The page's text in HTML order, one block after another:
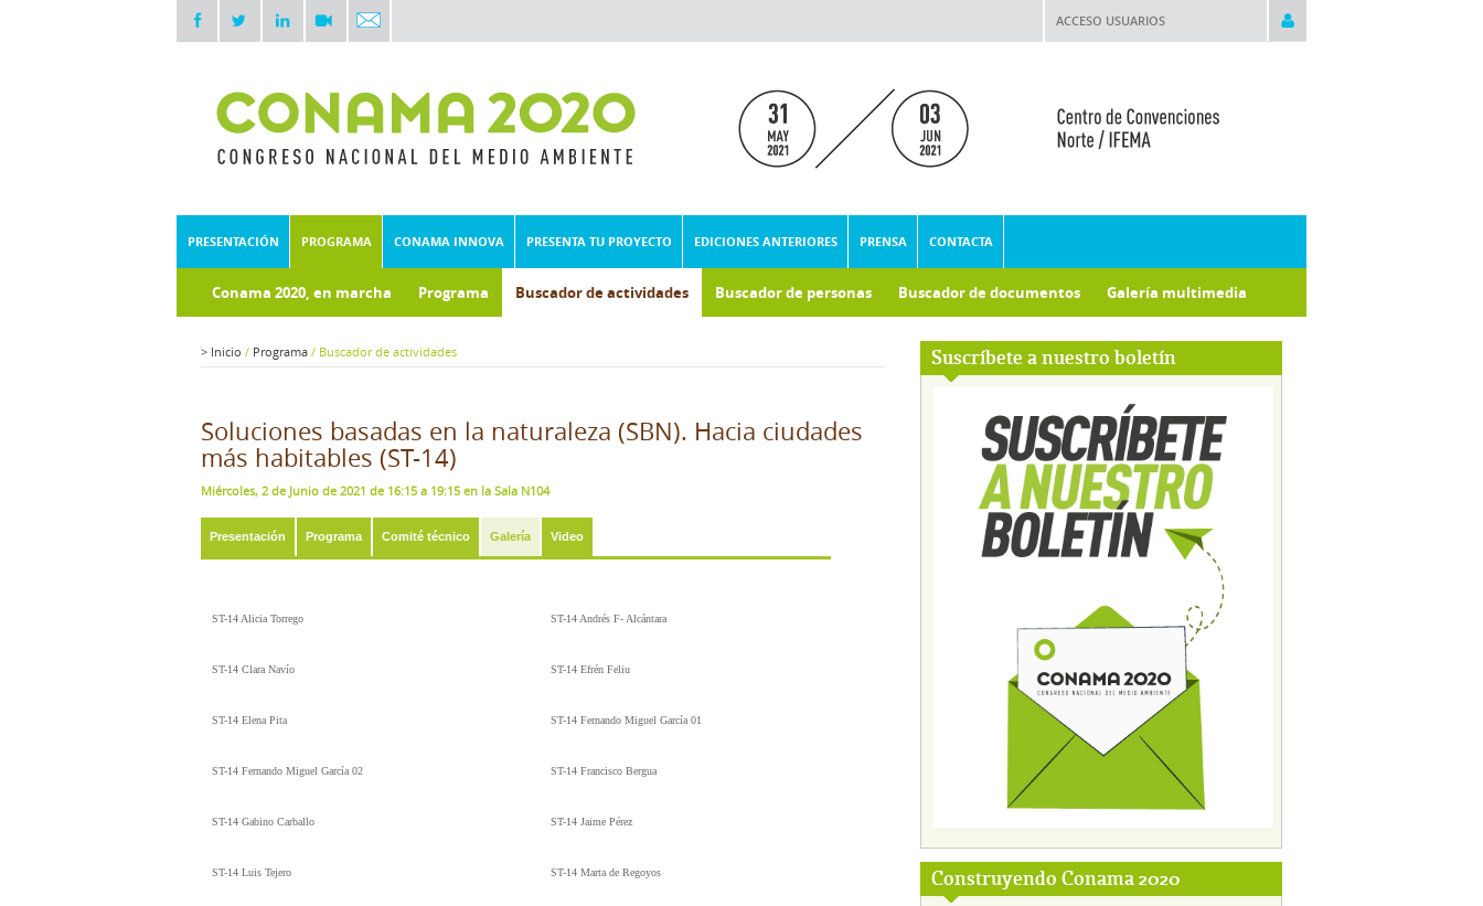
ACCESO USUARIOS
PRESENTACIÓN PROGRAMA CONAMA INNOVA PRESENTA TU PROYECTO EDICIONES ANTERIORES PRENSA CONTACTA
Conama 2020, en marcha Programa Buscador de actividades Buscador de personas Buscador de documentos Galería multimedia
Suscríbete a nuestro boletín
Construyendo Conama 2020
> Inicio / Programa / Buscador de actividades
Soluciones basadas en la naturaleza (SBN). Hacia ciudades
más habitables (ST-14)
Miércoles, 2 de Junio de 2021 de 16:15 a 19:15 en la Sala N104
Presentación Programa Comité técnico Galería Video
ST-14 Alicia Torrego ST-14 Andrés F- Alcántara
ST-14 Clara Navío ST-14 Efrén Feliu
ST-14 Elena Pita ST-14 Fernando Miguel García 01
ST-14 Fernando Miguel García 02 ST-14 Francisco Bergua
ST-14 Gabino Carballo ST-14 Jaime Pérez
ST-14 Luis Tejero ST-14 Marta de Regoyos